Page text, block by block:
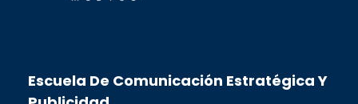
Escuela De Comunicación Estratégica Y